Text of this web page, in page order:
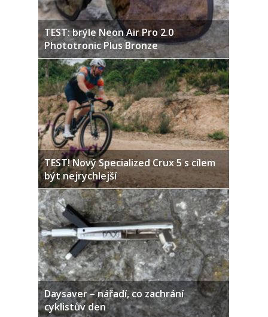
TEST: brýle Neon Air Pro 2.0
Phototronic Plus Bronze
TEST! Nový Specialized Crux 5 s cílem
být nejrychlejší
Daysaver – nářadí, co zachrání
cyklistův den